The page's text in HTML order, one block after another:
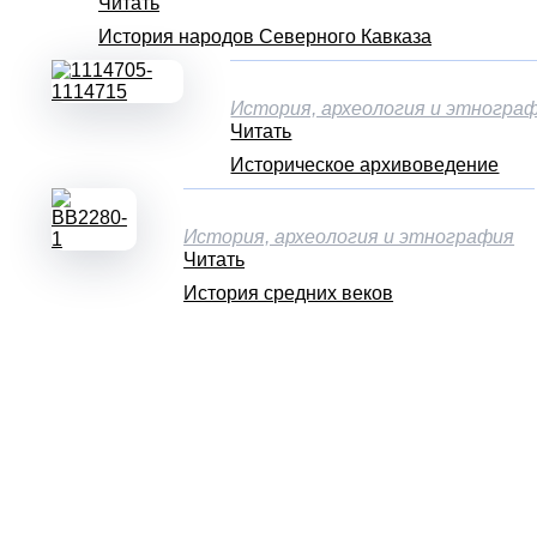
История народов Северного Кавказа
Историческое архивоведение
История, археология и
Читать
История средних веков
История, археология и этнография
Читать